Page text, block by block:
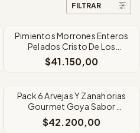
FILTRAR
Pimientos Morrones Enteros
Pelados Cristo De Los
Cerros Latax2500
$41.150,00
Pack 6 Arvejas Y Zanahorias
Gourmet Goya Sabor
Original x 425Grms
$42.200,00